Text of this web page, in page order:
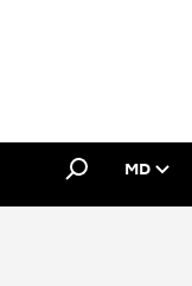
MD